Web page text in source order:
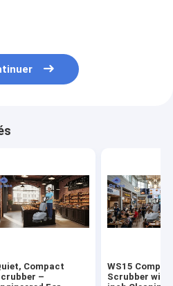
Compact
–
WS15
Scrubber with